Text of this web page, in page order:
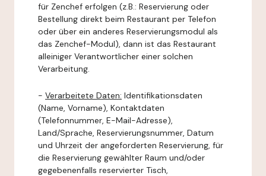
für Zenchef erfolgen (z.B.: Reservierung oder
Bestellung direkt beim Restaurant per Telefon
oder über ein anderes Reservierungsmodul als
das Zenchef-Modul), dann ist das Restaurant
alleiniger Verantwortlicher einer solchen
Verarbeitung.
- Verarbeitete Daten: Identifikationsdaten
(Name, Vorname), Kontaktdaten
(Telefonnummer, E-Mail-Adresse),
Land/Sprache, Reservierungsnummer, Datum
und Uhrzeit der angeforderten Reservierung, für
die Reservierung gewählter Raum und/oder
gegebenenfalls reservierter Tisch,